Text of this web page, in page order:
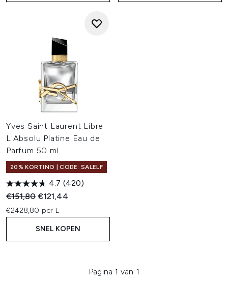
Yves Saint Laurent Libre
L'Absolu Platine Eau de
Parfum 50 ml
20% KORTING | CODE: SALELF
4.7 (420)
Recommended Retail Price:
€151,80Huidige prijs:
€121,44
€2428,80 per L
SNEL KOPEN
Pagina 1 van 1